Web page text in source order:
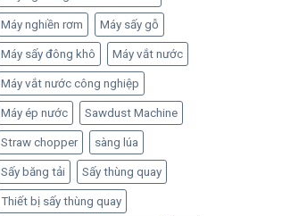
Máy nghiền rơm Máy sấy gỗ
Máy sấy đông khô Máy vắt nước
Máy vắt nước công nghiệp
Máy ép nước Sawdust Machine
Straw chopper sàng lúa
Sấy băng tải Sấy thùng quay
Thiết bị sấy thùng quay